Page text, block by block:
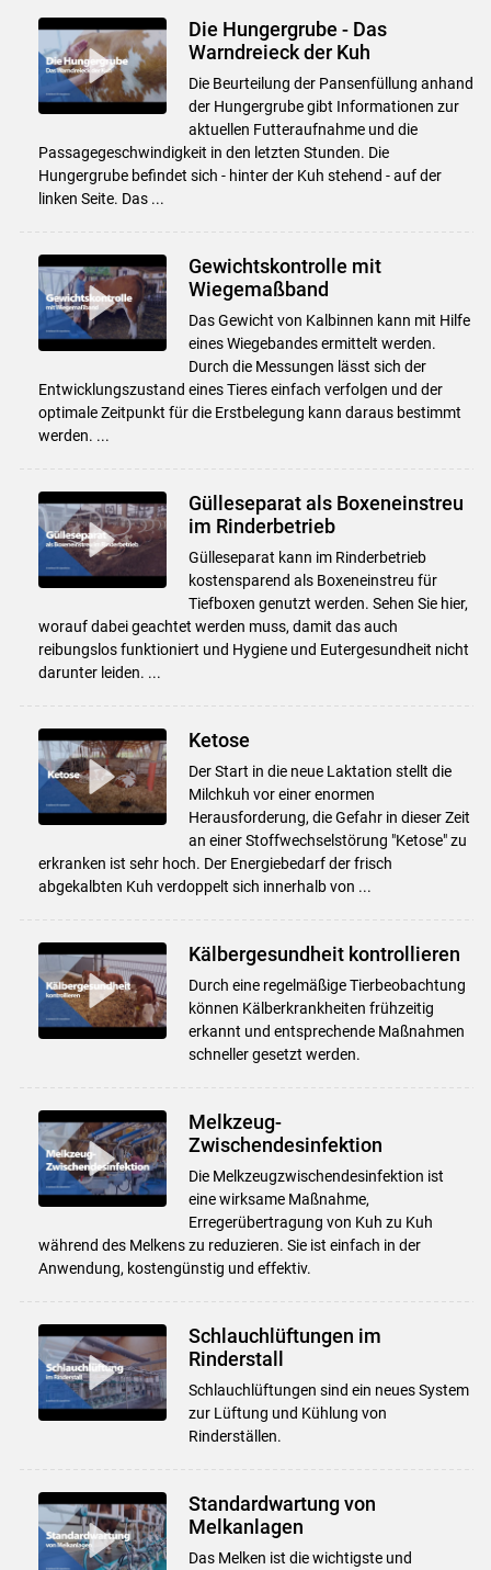
Die Hungergrube - Das
Warndreieck der Kuh
Die Beurteilung der Pansenfüllung anhand
der Hungergrube gibt Informationen zur
aktuellen Futteraufnahme und die
Passagegeschwindigkeit in den letzten Stunden. Die
Hungergrube befindet sich - hinter der Kuh stehend - auf der
linken Seite. Das ...
Gewichtskontrolle mit
Wiegemaßband
Das Gewicht von Kalbinnen kann mit Hilfe
eines Wiegebandes ermittelt werden.
Durch die Messungen lässt sich der
Entwicklungszustand eines Tieres einfach verfolgen und der
optimale Zeitpunkt für die Erstbelegung kann daraus bestimmt
werden. ...
Gülleseparat als Boxeneinstreu
im Rinderbetrieb
Gülleseparat kann im Rinderbetrieb
kostensparend als Boxeneinstreu für
Tiefboxen genutzt werden. Sehen Sie hier,
worauf dabei geachtet werden muss, damit das auch
reibungslos funktioniert und Hygiene und Eutergesundheit nicht
darunter leiden. ...
Ketose
Der Start in die neue Laktation stellt die
Milchkuh vor einer enormen
Herausforderung, die Gefahr in dieser Zeit
an einer Stoffwechselstörung "Ketose" zu
erkranken ist sehr hoch. Der Energiebedarf der frisch
abgekalbten Kuh verdoppelt sich innerhalb von ...
Kälbergesundheit kontrollieren
Durch eine regelmäßige Tierbeobachtung
können Kälberkrankheiten frühzeitig
erkannt und entsprechende Maßnahmen
schneller gesetzt werden.
Melkzeug-
Zwischendesinfektion
Die Melkzeugzwischendesinfektion ist
eine wirksame Maßnahme,
Erregerübertragung von Kuh zu Kuh
während des Melkens zu reduzieren. Sie ist einfach in der
Anwendung, kostengünstig und effektiv.
Schlauchlüftungen im
Rinderstall
Schlauchlüftungen sind ein neues System
zur Lüftung und Kühlung von
Rinderställen.
Standardwartung von
Melkanlagen
Das Melken ist die wichtigste und